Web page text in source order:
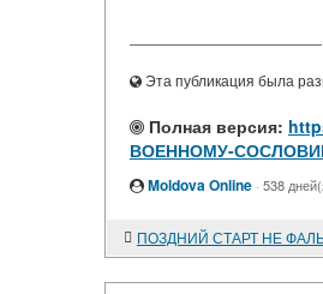
Эта публикация была
Полная версия:
ВОЕННОМУ-
Moldova Online · 538